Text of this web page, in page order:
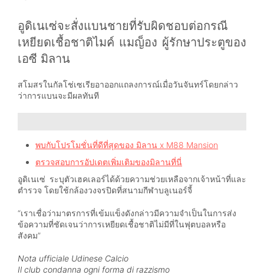
อูดิเนเซ่จะสั่งแบนชายที่รับผิดชอบต่อกรณี
เหยียดเชื้อชาติไมค์ แมญ็อง ผู้รักษาประตูของ
เอซี มิลาน
สโมสรในกัลโช่เซเรียอาออกแถลงการณ์เมื่อวันจันทร์โดยกล่าว
ว่าการแบนจะมีผลทันที
พบกับโปรโมชั่นที่ดีที่สุดของ มิลาน x M88 Mansion
ตรวจสอบการอัปเดตเพิ่มเติมของมิลานที่นี่
อูดิเนเซ่ ระบุตัวเฮคเลอร์ได้ด้วยความช่วยเหลือจากเจ้าหน้าที่และ
ตำรวจ โดยใช้กล้องวงจรปิดที่สนามกีฬาบลูเนอร์จี้
“เราเชื่อว่ามาตรการที่เข้มแข็งดังกล่าวมีความจำเป็นในการส่ง
ข้อความที่ชัดเจนว่าการเหยียดเชื้อชาติไม่มีที่ในฟุตบอลหรือ
สังคม”
Nota ufficiale Udinese Calcio
Il club condanna ogni forma di razzismo